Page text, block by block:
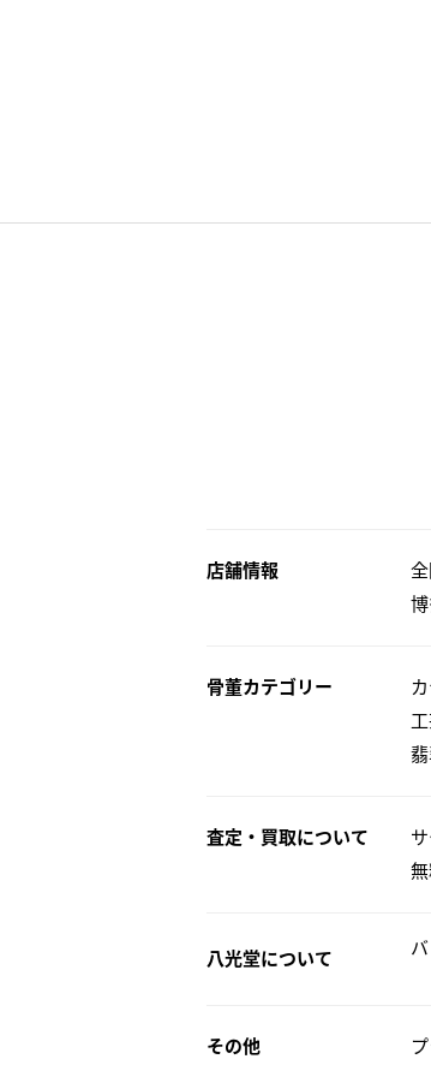
店舗情報
骨董カテゴリー
査定・買取について
八光堂について
その他